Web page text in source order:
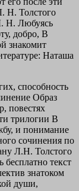
Н. Толстого
Н. Любуясь
добро, В
знакомит
Наташа
способность
Образ
повестях
трилогии В
и понимание
сочинения по
Л.Н. Толстого
текст
знатоком
души,